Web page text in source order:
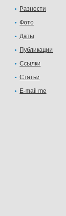
Разности
Фото
Даты
Публикации
Ссылки
Статьи
E-mail me